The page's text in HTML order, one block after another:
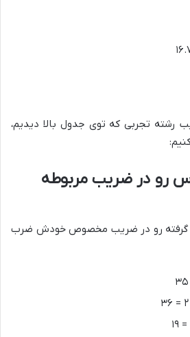
رشته تجربی که توی جدول بالا دیدیم،
درس رو در ضریب مربوطه
گرفته رو در ضریب مخصوص خودش ضرب